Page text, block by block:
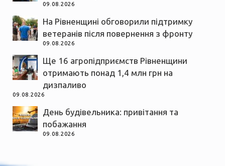
09.08.2026
На Рівненщині обговорили підтримку
ветеранів після повернення з фронту
09.08.2026
Ще 16 агропідприємств Рівненщини
отримають понад 1,4 млн грн на
дизпаливо
09.08.2026
День будівельника: привітання та
побажання
09.08.2026